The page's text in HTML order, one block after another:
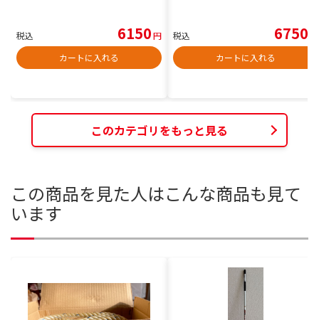
税込 6150円
カートに入れる
税込 6750
カートに入れる
このカテゴリをもっと見る
この商品を見た人はこんな商品も見て
います